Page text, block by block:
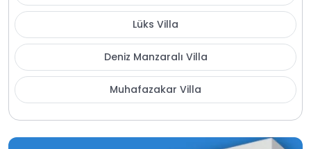
Lüks Villa
Deniz Manzaralı Villa
Muhafazakar Villa